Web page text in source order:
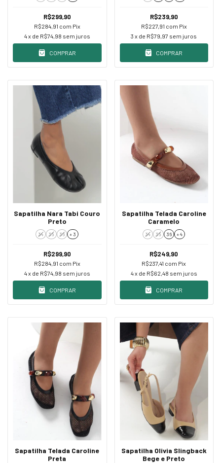
R$299,90
R$284,91 com Pix
4x de R$74,98 sem juros
COMPRAR
R$239,90
R$227,91 com Pix
3 x de R$79,97 sem juros
COMPRAR
Sapatilha Nara Tabi Couro
Preto
34 35 36 + 3
R$299,90
R$284,91 com Pix
4x de R$74,98 sem juros
COMPRAR
Sapatilha Telada Caroline
Caramelo
34 35 36 + 4
R$249,90
R$237,41 com Pix
4x de R$62,48 sem juros
COMPRAR
Sapatilha Telada Caroline
Preta
Sapatilha Olivia Slingback
Bege e Preto